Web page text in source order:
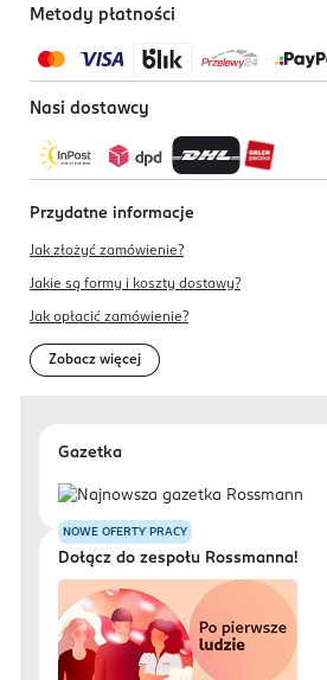
Metody płatności
Nasi dostawcy
Przydatne informacje
Jak złożyć zamówienie?
Jakie są formy i koszty dostawy?
Jak opłacić zamówienie?
Zobacz więcej
Gazetka
NOWE OFERTY PRACY
Dołącz do zespołu Rossmanna!